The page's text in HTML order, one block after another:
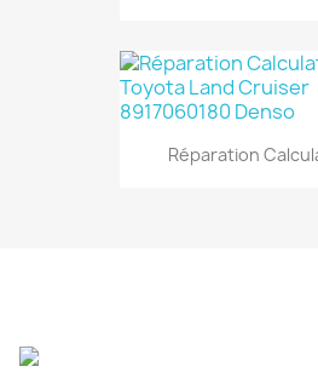
Réparation